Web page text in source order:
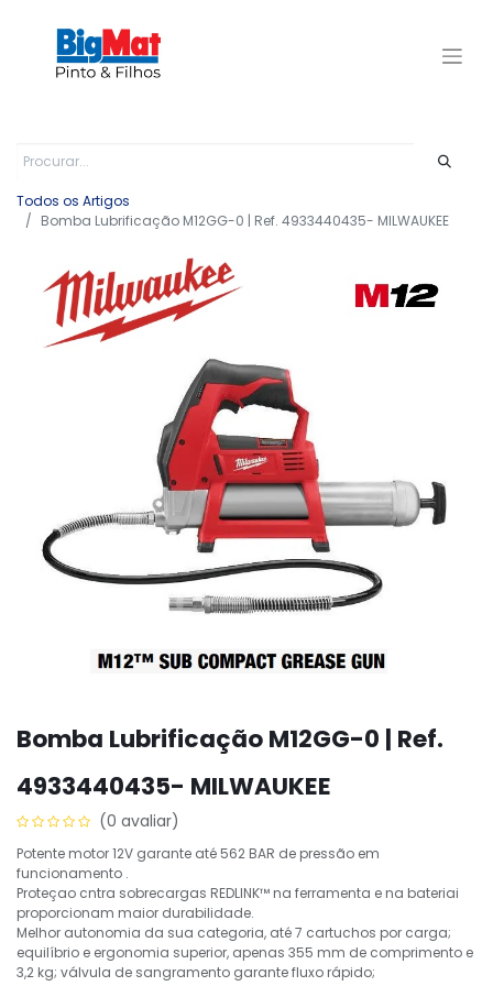
Todos os Artigos
Bomba Lubrificação M12GG-0 | Ref. 4933440435- MILWAUKEE
Bomba Lubrificação M12GG-0 | Ref.
4933440435- MILWAUKEE
(0 avaliar)
Potente motor 12V garante até 562 BAR de pressão em
funcionamento .
Proteçao cntra sobrecargas REDLINK™ na ferramenta e na bateriai
proporcionam maior durabilidade.
Melhor autonomia da sua categoria, até 7 cartuchos por carga;
equilíbrio e ergonomia superior, apenas 355 mm de comprimento e
3,2 kg; válvula de sangramento garante fluxo rápido;